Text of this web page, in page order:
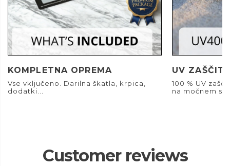
KOMPLETNA OPREMA
Vse vključeno. Darilna škatla, krpica,
dodatki...
UV
100 % UV
na močnem
Customer reviews